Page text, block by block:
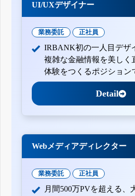
UI/UXデザイナー
業務委託 正社員
IRBANK初の一人目デザ
複雑な金融情報を美しく
体験をつくるポジション
Detail
Webメディアディレクター
業務委託 正社員
月間500万PVを超える、